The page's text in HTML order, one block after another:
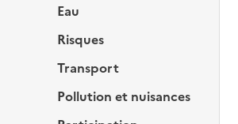
Eau
Risques
Transport
Pollution et nuisances